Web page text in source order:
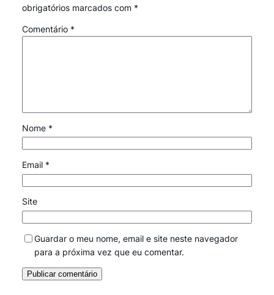
obrigatórios marcados com *
Comentário *
Nome *
Email *
Site
Guardar o meu nome, email e site neste navegador
para a próxima vez que eu comentar.